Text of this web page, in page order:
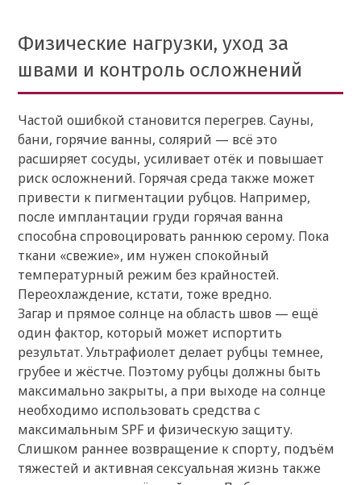
Физические нагрузки, уход за
швами и контроль осложнений
Частой ошибкой становится перегрев. Сауны,
бани, горячие ванны, солярий — всё это
расширяет сосуды, усиливает отёк и повышает
риск осложнений. Горячая среда также может
привести к пигментации рубцов. Например,
после имплантации груди горячая ванна
способна спровоцировать раннюю серому. Пока
ткани «свежие», им нужен спокойный
температурный режим без крайностей.
Переохлаждение, кстати, тоже вредно.
Загар и прямое солнце на область швов — ещё
один фактор, который может испортить
результат. Ультрафиолет делает рубцы темнее,
грубее и жёстче. Поэтому рубцы должны быть
максимально закрыты, а при выходе на солнце
необходимо использовать средства с
максимальным SPF и физическую защиту.
Слишком раннее возвращение к спорту, подъём
тяжестей и активная сексуальная жизнь также